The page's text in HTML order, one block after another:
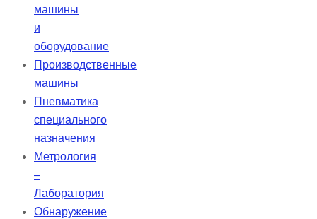
машины
и
оборудование
Производственные
машины
Пневматика
специального
назначения
Метрология
–
Лаборатория
Обнаружение